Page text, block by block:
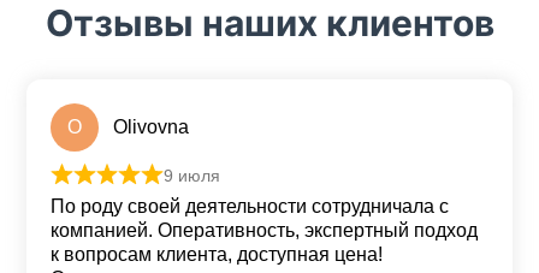
Отзывы наших клиентов
O Olivovna
Оценка
9 июля
По роду своей деятельности сотрудничала с
компанией. Оперативность, экспертный подход
к вопросам клиента, доступная цена!